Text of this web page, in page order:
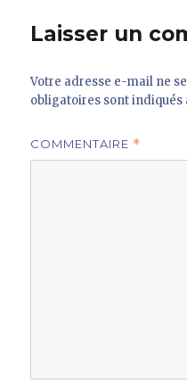
Laisser un
Votre adresse e-mail ne
obligatoires sont indiqués
COMMENTAIRE *